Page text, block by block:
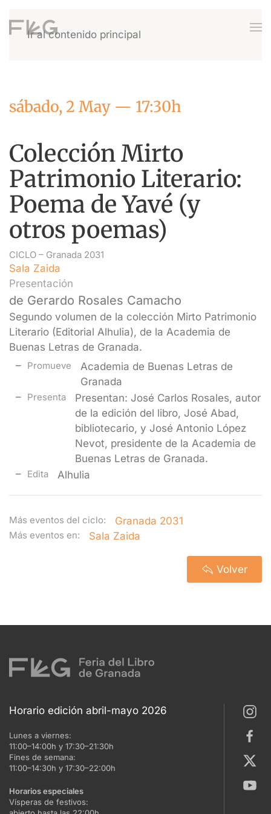
Ir al contenido principal
sábado, 2 May — 17:30h
Colección Mirto
Patrimonio Literario:
Poema de Yavé (y
otros poemas)
CICLO – Granada 2031
Sala Zaida
Presentación
de Gerardo Rosales Camacho
Segundo volumen de la colección Mirto Patrimonio
Literario (Editorial Alhulia), de la Academia de
Buenas Letras de Granada.
Promueve
Academia de Buenas Letras de
Granada
Presenta
Presentan: José Carlos Rosales, autor
de la edición del libro, José Abad,
bibliotecario, y José Antonio López
Nevot, presidente de la Academia de
Buenas Letras de Granada.
Edita Alhulia
Más eventos del ciclo: Granada 2031
Más eventos en: Sala Zaida
Volver
Horario edición abril-mayo 2026
Lunes a viernes:
11:00–14:00h y 17:30–21:30h
Fines de semana:
11:00–14:30h y 17:30–22:00h
Horarios especiales
Vísperas de festivos: